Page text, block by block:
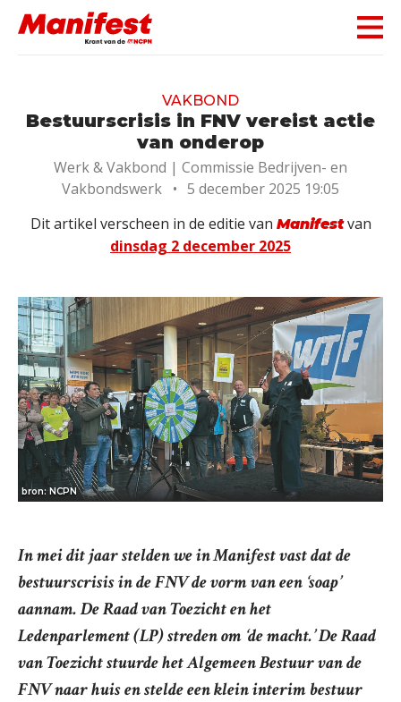
Skip navigation
VAKBOND
Bestuurscrisis in FNV vereist actie
van onderop
Werk & Vakbond | Commissie Bedrijven- en
Vakbondswerk • 5 december 2025 19:05
Dit artikel verscheen in de editie van Manifestvan
dinsdag 2 december 2025
bron: NCPN
In mei dit jaar stelden we inManifestvast dat de
bestuurscrisis in de FNV de vorm van een ‘soap’
aannam. De Raad van Toezicht en het
Ledenparlement (LP) streden om ‘de macht.’ De Raad
van Toezicht stuurde het Algemeen Bestuur van de
FNV naar huis en stelde een klein interim bestuur